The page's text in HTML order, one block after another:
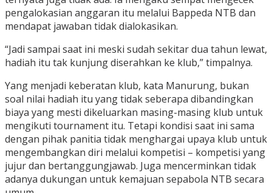
pengalokasian anggaran itu melalui Bappeda NTB dan
mendapat jawaban tidak dialokasikan.
“Jadi sampai saat ini meski sudah sekitar dua tahun lewat,
hadiah itu tak kunjung diserahkan ke klub,” timpalnya.
Yang menjadi keberatan klub, kata Manurung, bukan
soal nilai hadiah itu yang tidak seberapa dibandingkan
biaya yang mesti dikeluarkan masing-masing klub untuk
mengikuti tournament itu. Tetapi kondisi saat ini sama
dengan pihak panitia tidak menghargai upaya klub untuk
mengembangkan diri melalui kompetisi – kompetisi yang
jujur dan bertanggungjawab. Juga mencerminkan tidak
adanya dukungan untuk kemajuan sepabola NTB secara